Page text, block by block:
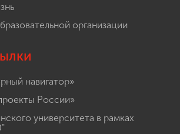
организации
навигатор»
России»
университета в рамках